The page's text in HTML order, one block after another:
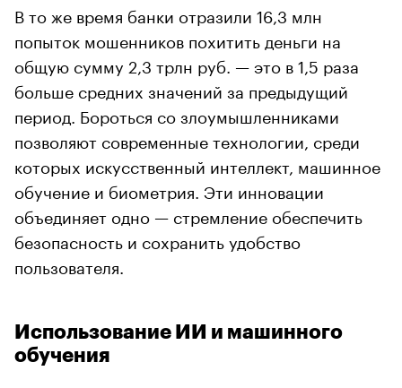
В то же время банки отразили 16,3 млн
попыток мошенников похитить деньги на
общую сумму 2,3 трлн руб. — это в 1,5 раза
больше средних значений за предыдущий
период. Бороться со злоумышленниками
позволяют современные технологии, среди
которых искусственный интеллект, машинное
обучение и биометрия. Эти инновации
объединяет одно — стремление обеспечить
безопасность и сохранить удобство
пользователя.
Использование ИИ и машинного
обучения